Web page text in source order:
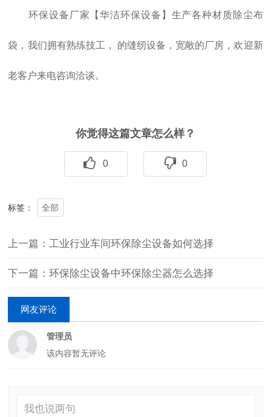
环保设备厂家【华洁环保设备】生产各种材质除尘布
袋，我们拥有熟练技工， 的缝纫设备，宽敞的厂房，欢迎新
老客户来电咨询洽谈。
你觉得这篇文章怎么样？
0 0
标签： 全部
上一篇：工业行业车间环保除尘设备如何选择
下一篇：环保除尘设备中环保除尘器怎么选择
网友评论
管理员
该内容暂无评论